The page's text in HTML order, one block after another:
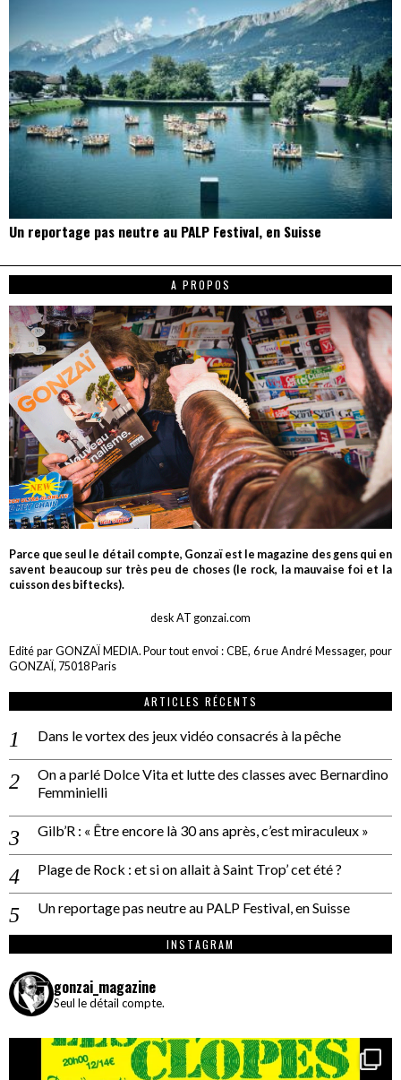
Un reportage pas neutre au PALP Festival, en Suisse
A PROPOS
Parce que seul le détail compte, Gonzaï est le magazine des gens qui en
savent beaucoup sur très peu de choses (le rock, la mauvaise foi et la
cuisson des biftecks).
desk AT gonzai.com
Edité par GONZAÏ MEDIA. Pour tout envoi : CBE, 6 rue André Messager, pour
GONZAÏ, 75018 Paris
ARTICLES RÉCENTS
Dans le vortex des jeux vidéo consacrés à la pêche
On a parlé Dolce Vita et lutte des classes avec Bernardino
Femminielli
Gilb’R : « Être encore là 30 ans après, c’est miraculeux »
Plage de Rock : et si on allait à Saint Trop’ cet été ?
Un reportage pas neutre au PALP Festival, en Suisse
INSTAGRAM
gonzai_magazine
Seul le détail compte.